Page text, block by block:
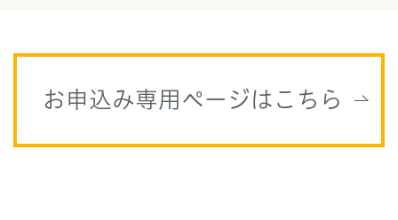
お申込み専用ページはこちら